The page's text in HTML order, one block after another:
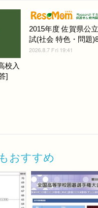
校入
]
2015年度 佐賀県公
試(社会 特色・問題
2026.8.7 Fri 19:41
おすすめ